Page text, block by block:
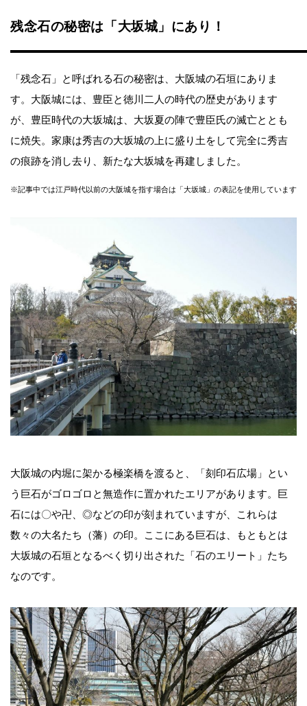
残念石の秘密は「大坂城」にあり！
「残念石」と呼ばれる石の秘密は、大阪城の石垣にありま
す。大阪城には、豊臣と徳川二人の時代の歴史があります
が、豊臣時代の大坂城は、大坂夏の陣で豊臣氏の滅亡ととも
に焼失。家康は秀吉の大坂城の上に盛り土をして完全に秀吉
の痕跡を消し去り、新たな大坂城を再建しました。
※記事中では江戸時代以前の大阪城を指す場合は「大坂城」の表記を使用しています
大阪城の内堀に架かる極楽橋を渡ると、「刻印石広場」とい
う巨石がゴロゴロと無造作に置かれたエリアがあります。巨
石には〇や卍、◎などの印が刻まれていますが、これらは
数々の大名たち（藩）の印。ここにある巨石は、もともとは
大坂城の石垣となるべく切り出された「石のエリート」たち
なのです。